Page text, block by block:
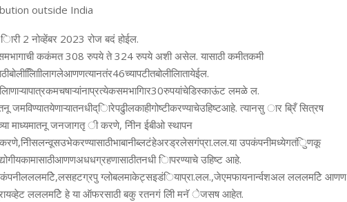
outside India
2 नोव्हेंबर 2023 रोज बदं होईल.
ककंमत 308 रुपये ते 324 रुपये अशी असेल. यासाठी कमीतकमी
लमळे ल.
जमविण्यातयेणाऱ्यातनधीद्िारेपढुीलकाहीगोष्टीकरण्याचेउहिष्टआहे. त्यानसु ार ब्रिँ सित्रष
माध्यमातनू जनजागतृ ी करणे, निीन ईबीओ स्थापन
उपकंपनीमध्येगतंुिणकू
िापरण्याचे उहिष्ट आहे.
ग्लोबलमाकेट्सइडंियाप्रा.लल.,जेएमफायनार्न्वशअल लललमटेि आणण
लललमटेि हे या ऑफरसाठी बकु रतनगं लीि मनॅ ेजसष आहेत.